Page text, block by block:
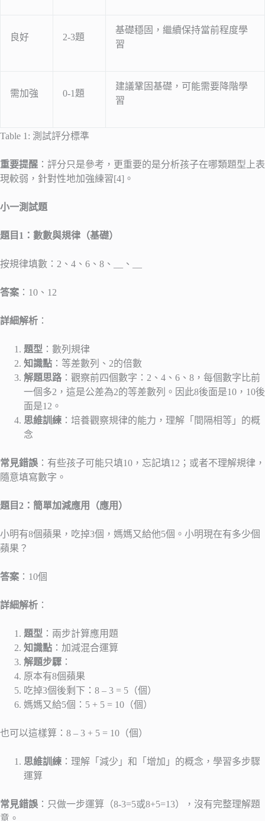
良好 2-3題
基礎穩固，繼續保持當前程度學
習
需加強 0-1題
建議鞏固基礎，可能需要降階學
習
Table 1: 測試評分標準
重要提醒 ：評分只是參考，更重要的是分析孩子在哪類題型上表
現較弱，針對性地加強練習[4]。
小一測試題
題目1：數數與規律（基礎）
按規律填數：2、4、6、8、__、__
答案 ：10、12
詳細解析 ：
題型 ：數列規律
知識點 ：等差數列、2的倍數
解題思路 ：觀察前四個數字：2、4、6、8，每個數字比前
一個多2，這是公差為2的等差數列。因此8後面是10，10後
面是12。
思維訓練 ：培養觀察規律的能力，理解「間隔相等」的概
念
常見錯誤 ：有些孩子可能只填10，忘記填12；或者不理解規律，
隨意填寫數字。
題目2：簡單加減應用（應用）
小明有8個蘋果，吃掉3個，媽媽又給他5個。小明現在有多少個
蘋果？
答案 ：10個
詳細解析 ：
題型 ：兩步計算應用題
知識點 ：加減混合運算
解題步驟 ：
原本有8個蘋果
吃掉3個後剩下：8 – 3 = 5（個）
媽媽又給5個：5 + 5 = 10（個）
也可以這樣算：8 – 3 + 5 = 10（個）
思維訓練 ：理解「減少」和「增加」的概念，學習多步驟
運算
常見錯誤 ：只做一步運算（8-3=5或8+5=13），沒有完整理解題
意。